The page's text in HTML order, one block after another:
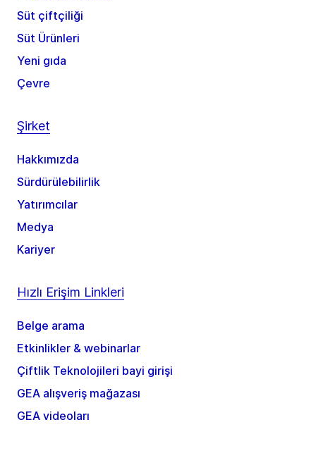
Süt çiftçiliği
Süt Ürünleri
Yeni gıda
Çevre
Şirket
Hakkımızda
Sürdürülebilirlik
Yatırımcılar
Medya
Kariyer
Hızlı Erişim Linkleri
Belge arama
Etkinlikler & webinarlar
Çiftlik Teknolojileri bayi girişi
GEA alışveriş mağazası
GEA videoları